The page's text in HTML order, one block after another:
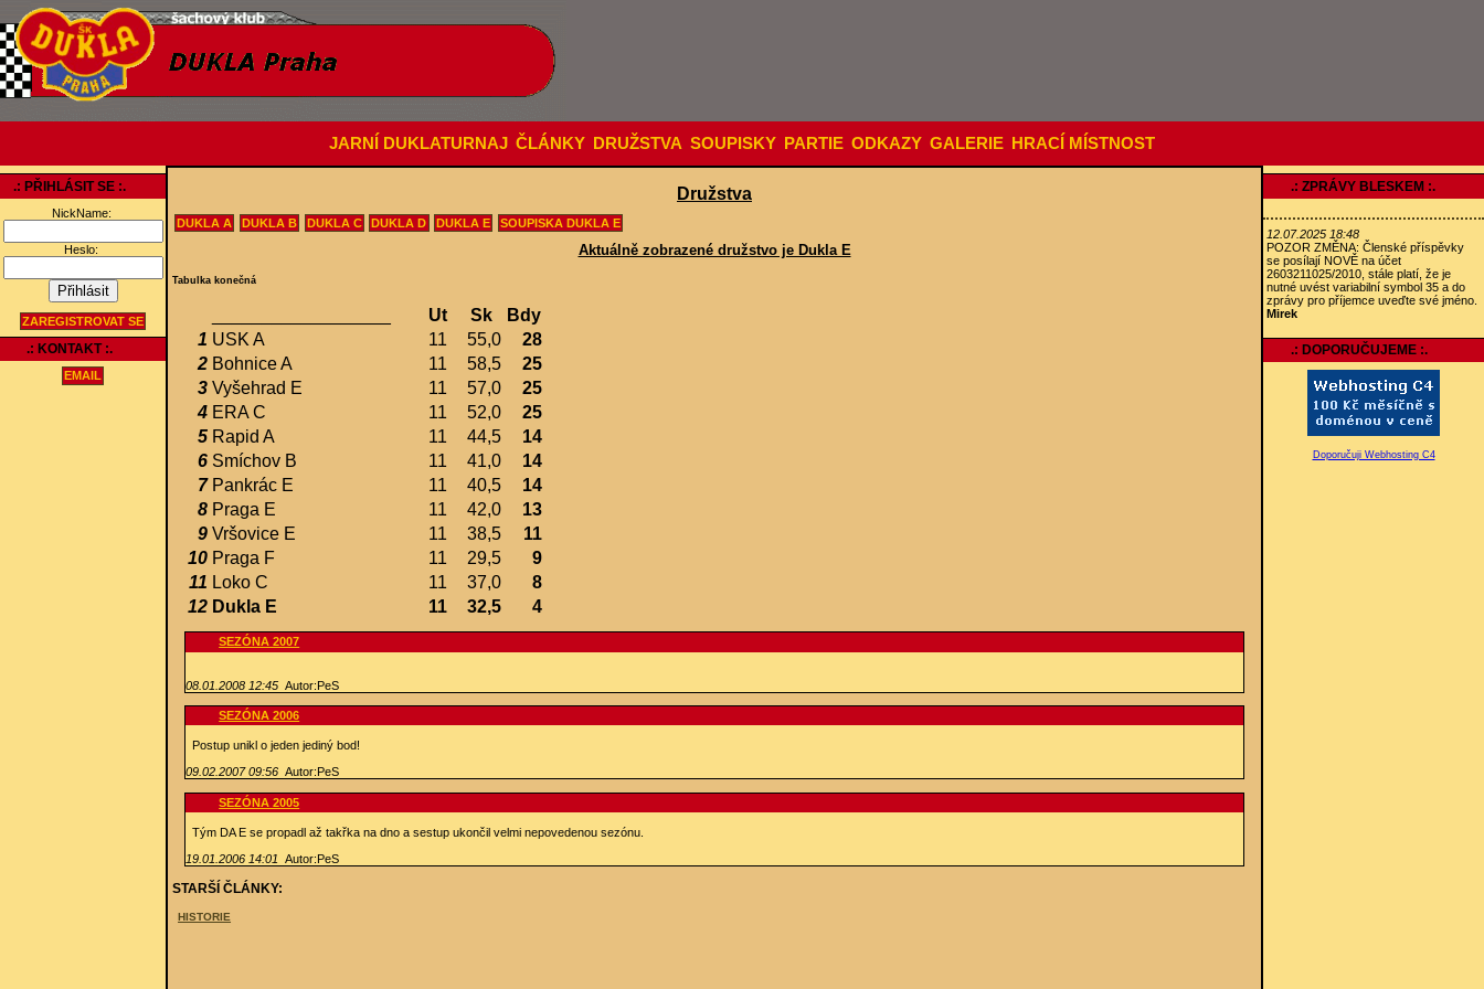
JARNÍ DUKLATURNAJ ČLÁNKY DRUŽSTVA SOUPISKY PARTIE ODKAZY GALERIE HRACÍ MÍSTNOST
.: PŘIHLÁSIT SE :.
NickName:
Heslo:
ZAREGISTROVAT SE
.: KONTAKT :.
EMAIL
Družstva
DUKLA A DUKLA B DUKLA C DUKLA D DUKLA E SOUPISKA DUKLA E
Aktuálně zobrazené družstvo je Dukla E
Tabulka konečná
Ut Sk
Bdy
1 USK A 11 55,0
28
2 Bohnice A 11 58,5
25
3 Vyšehrad E 11 57,0
25
4 ERA C 11 52,0
25
5 Rapid A 11 44,5
14
6 Smíchov B 11 41,0
14
7 Pankrác E 11 40,5
14
8 Praga E 11 42,0
13
9 Vršovice E 11 38,5
11
10 Praga F 11 29,5
9
11 Loko C 11 37,0
8
12 Dukla E 11 32,5 4
SEZÓNA 2007
08.01.2008 12:45 Autor:PeS
SEZÓNA 2006
Postup unikl o jeden jediný bod!
09.02.2007 09:56 Autor:PeS
SEZÓNA 2005
Tým DA E se propadl až takřka na dno a sestup ukončil velmi nepovedenou sezónu.
19.01.2006 14:01 Autor:PeS
STARŠÍ ČLÁNKY:
HISTORIE
.: ZPRÁVY BLESKEM :.
12.07.2025 18:48
POZOR ZMĚNA: Členské příspěvky
se posílají NOVĚ na účet
2603211025/2010, stále platí, že je
nutné uvést variabilní symbol 35 a do
zprávy pro příjemce uveďte své jméno.
Mirek
.: DOPORUČUJEME :.
Doporučuji Webhosting C4